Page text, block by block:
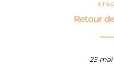
Retour
25 mai